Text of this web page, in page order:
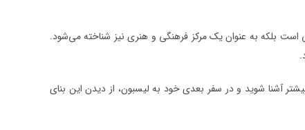
است بلکه به عنوان یک مرکز فرهنگی و هنری نیز شناخته می‌شود.
آشنا شوید و در سفر بعدی خود به لیسبون، از دیدن این بنای